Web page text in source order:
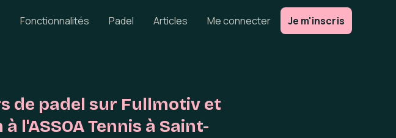
Fonctionnalités Padel Articles Me connecter Je m'inscris
de padel sur Fullmotiv et
l'ASSOA Tennis à Saint-